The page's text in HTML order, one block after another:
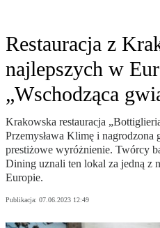
Restauracja z
najlepszych w
„Wschodząca
Krakowska restauracja
Przemysława Klimę i nagrodzona
prestiżowe wyróżnienie. Twórcy
Dining uznali ten lokal za jedną z
Europie.
Publikacja: 07.06.2023 12:49